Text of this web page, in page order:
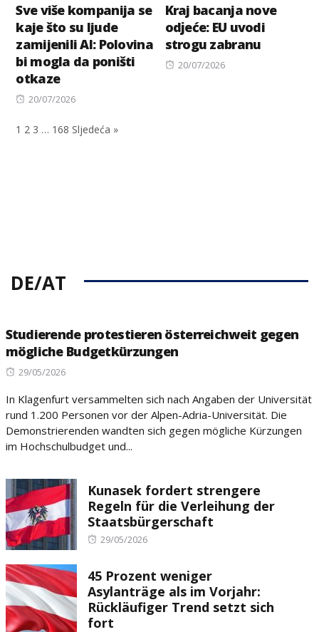
Sve više kompanija se
kaje što su ljude
zamijenili AI: Polovina
bi mogla da poništi
otkaze
Posted
20/07/2026
Kraj bacanja nove
odјeće: EU uvodi
strogu zabranu
Posted
20/07/2026
1 2 3 … 168 Sljedeća »
DE/AT
Studierende protestieren österreichweit gegen
mögliche Budgetkürzungen
Posted
29/05/2026
In Klagenfurt versammelten sich nach Angaben der Universität
rund 1.200 Personen vor der Alpen-Adria-Universität. Die
Demonstrierenden wandten sich gegen mögliche Kürzungen
im Hochschulbudget und...
Kunasek fordert strengere
Regeln für die Verleihung der
Staatsbürgerschaft
Posted
29/05/2026
45 Prozent weniger
Asylanträge als im Vorjahr:
Rückläufiger Trend setzt sich
fort